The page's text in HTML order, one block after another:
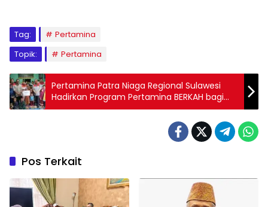
Tag:
Pertamina
Topik:
Pertamina
Pertamina Patra Niaga Regional Sulawesi
Hadirkan Program Pertamina BERKAH bagi
Anak Yatim di Makassar
Pos Terkait